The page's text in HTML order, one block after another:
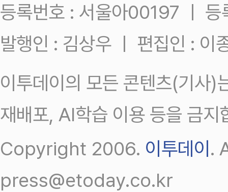
등록번호 : 서울아00197 ㅣ
발행인 : 김상우 ㅣ 편집인 : 이
이투데이의 모든 콘텐츠(기사)
재배포, AI학습 이용 등을 금지
Copyright 2006. 이투데이.
press@etoday.co.kr